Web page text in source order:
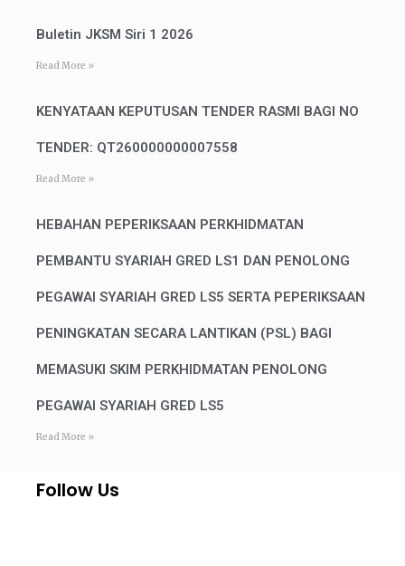
Buletin JKSM Siri 1 2026
Read More »
KENYATAAN KEPUTUSAN TENDER RASMI BAGI NO
TENDER: QT260000000007558
Read More »
HEBAHAN PEPERIKSAAN PERKHIDMATAN
PEMBANTU SYARIAH GRED LS1 DAN PENOLONG
PEGAWAI SYARIAH GRED LS5 SERTA PEPERIKSAAN
PENINGKATAN SECARA LANTIKAN (PSL) BAGI
MEMASUKI SKIM PERKHIDMATAN PENOLONG
PEGAWAI SYARIAH GRED LS5
Read More »
Follow Us